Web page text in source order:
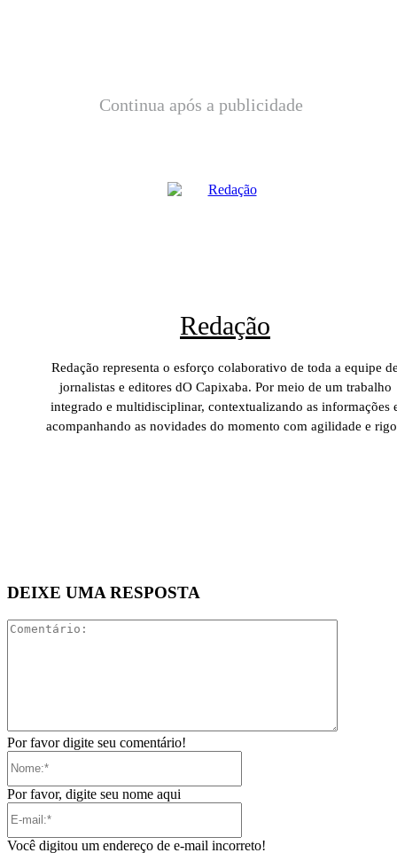
Continua após a publicidade
Redação
Redação representa o esforço colaborativo de toda a equipe
jornalistas e editores dO Capixaba. Por meio de um trabalho
integrado e multidisciplinar, contextualizando as informações
acompanhando as novidades do momento com agilidade e
DEIXE UMA RESPOSTA
Por favor digite seu comentário!
Por favor, digite seu nome aqui
Você digitou um endereço de e-mail incorreto!